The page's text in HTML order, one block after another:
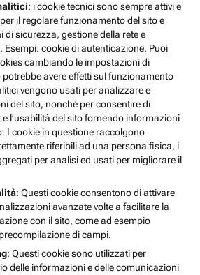
: i cookie tecnici sono sempre attivi e
il regolare funzionamento del sito e
di sicurezza, gestione della rete e
Esempi: cookie di autenticazione. Puoi
cambiando le impostazioni di
avere effetti sul funzionamento
vengono usati per analizzare e
del sito, nonché per consentire di
l’usabilità del sito fornendo informazioni
I cookie in questione raccolgono
riferibili ad una persona fisica, i
per analisi ed usati per migliorare il
: Questi cookie consentono di attivare
avanzate volte a facilitare la
con il sito, come ad esempio
di campi.
: Questi cookie sono utilizzati per
delle informazioni e delle comunicazioni